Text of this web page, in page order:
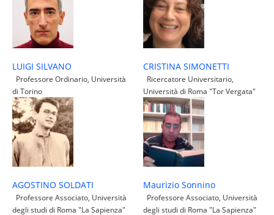
LUIGI SILVANO
Professore Ordinario, Università
di Torino
CRISTINA SIMONETTI
Ricercatore Universitario,
Università di Roma "Tor Vergata"
AGOSTINO SOLDATI
Professore Associato, Università
degli studi di Roma "La Sapienza"
Maurizio Sonnino
Professore Associato, Università
degli studi di Roma "La Sapienza"